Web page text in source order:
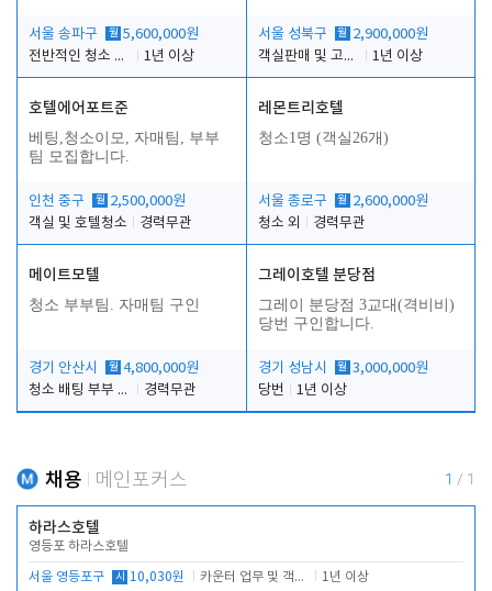
서울 송파구 월 5,600,000원
전반적인 청소 업무(객실청소.객실정리)
1년 이상
서울 성북구 월 2,900,000원
객실판매 및 고객응대
1년 이상
호텔에어포트준
베팅,청소이모, 자매팀, 부부
팀 모집합니다.
인천 중구 월 2,500,000원
객실 및 호텔청소
경력무관
레몬트리호텔
청소1명 (객실26개)
서울 종로구 월 2,600,000원
청소 외
경력무관
메이트모텔
청소 부부팀. 자매팀 구인
경기 안산시 월 4,800,000원
청소 배팅 부부 구합니다
경력무관
그레이호텔 분당점
그레이 분당점 3교대(격비비)
당번 구인합니다.
경기 성남시 월 3,000,000원
당번
1년 이상
채용 메인포커스 1 / 1
하라스호텔
영등포 하라스호텔
서울 영등포구 시 10,030원 카운터 업무 및 객실관리(청소상태 확인, 객실판매) 1년 이상